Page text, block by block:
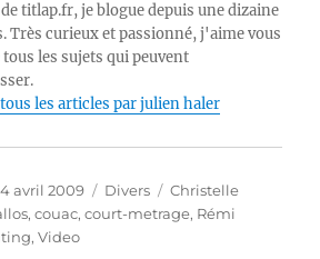
titlap.fr, je blogue depuis une dizaine
Très curieux et passionné, j'aime vous
tous les sujets qui peuvent
les articles par julien haler
avril 2009 Catégories
Divers Étiquettes
Christelle
,couac,court-metrage, Rémi
,Video